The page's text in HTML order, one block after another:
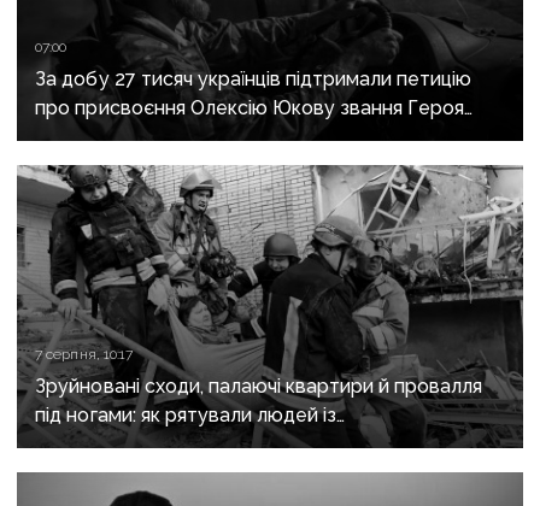
07:00
За добу 27 тисяч українців підтримали петицію
про присвоєння Олексію Юкову звання Героя
України посмертно
7 серпня, 10:17
Зруйновані сходи, палаючі квартири й провалля
під ногами: як рятували людей із
багатоповерхівки в Краматорську